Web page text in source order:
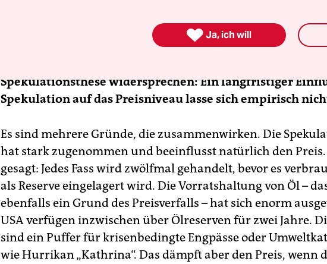
Also wären die „Kasinospiele an der Börse“, von denen
Heiner Flassbeck kürzlich in der taz sprach, ein
Spekulationsthese widersprechen: Ein langfristiger
Spekulation auf das Preisniveau lasse sich empirisch
Es sind mehrere Gründe, die zusammenwirken. Die
hat stark zugenommen und beeinflusst natürlich den Preis.
gesagt: Jedes Fass wird zwölfmal gehandelt, bevor es
als Reserve eingelagert wird. Die Vorratshaltung von Öl –
ebenfalls ein Grund des Preisverfalls – hat sich enorm
USA verfügen inzwischen über Ölreserven für zwei Jahre.
sind ein Puffer für krisenbedingte Engpässe oder
wie Hurrikan „Kathrina“. Das dämpft aber den Preis, wenn
 Ja, ich will